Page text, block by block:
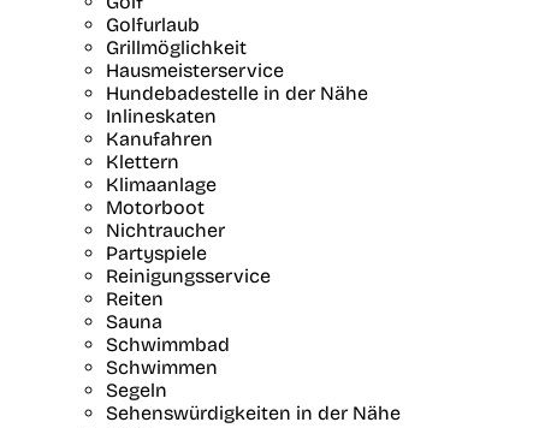
Golfurlaub
Grillmöglichkeit
Hausmeisterservice
Hundebadestelle in der Nähe
Inlineskaten
Kanufahren
Klettern
Klimaanlage
Motorboot
Nichtraucher
Partyspiele
Reinigungsservice
Reiten
Sauna
Schwimmbad
Schwimmen
Segeln
Sehenswürdigkeiten in der Nähe